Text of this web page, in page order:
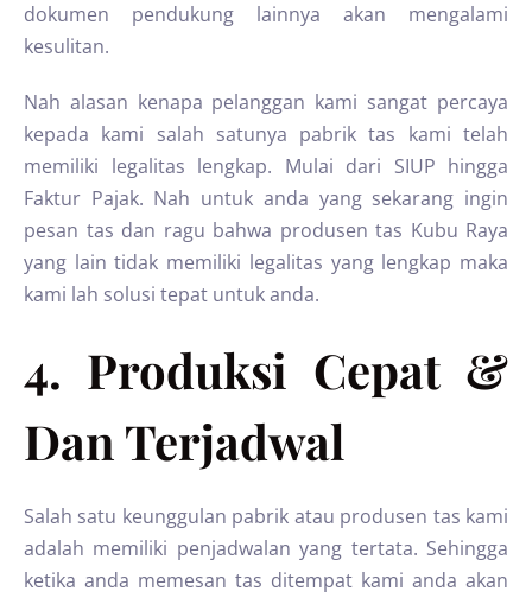
dokumen pendukung lainnya akan mengalami
kesulitan.
Nah alasan kenapa pelanggan kami sangat percaya
kepada kami salah satunya pabrik tas kami telah
memiliki legalitas lengkap. Mulai dari SIUP hingga
Faktur Pajak. Nah untuk anda yang sekarang ingin
pesan tas dan ragu bahwa produsen tas Kubu Raya
yang lain tidak memiliki legalitas yang lengkap maka
kami lah solusi tepat untuk anda.
4. Produksi Cepat &
Dan Terjadwal
Salah satu keunggulan pabrik atau produsen tas kami
adalah memiliki penjadwalan yang tertata. Sehingga
ketika anda memesan tas ditempat kami anda akan